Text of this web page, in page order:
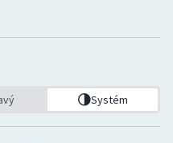
Systém